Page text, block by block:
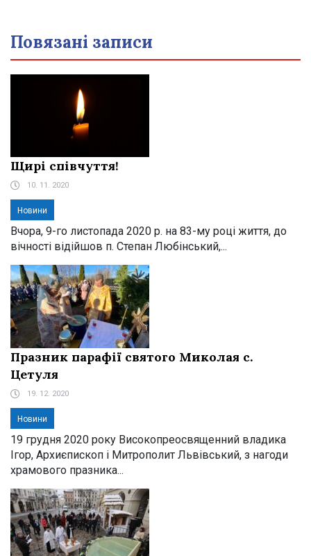
Повязані записи
Щирі співчуття!
10. 11. 2020
Новини
Вчора, 9-го листопада 2020 р. на 83-му році життя, до
вічності відійшов п. Степан Любінський,...
Празник парафії святого Миколая с.
Цетуля
19. 12. 2020
Новини
19 грудня 2020 року Високопреосвященний владика
Ігор, Архиєпископ і Митрополит Львівський, з нагоди
храмового празника...